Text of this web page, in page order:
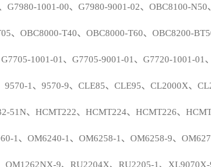
G7980-1001-00、 G7980-9001-02、 OBC8100-N50、
、 OBC8000-T40、 OBC8000-T60、 OBC8200-
G7705-1001-01 、 G7705-9001-01 、 G7720-1001-01 、
9570-1 、 9570-9、 CLE85、 CLE95、 CL2000X、
51N、 HCMT222、 HCMT224、 HCMT226、
1 、 OM6240-1 、 OM6258-1 、 OM6258-9、
OM1262NX-9、 RU2204X、 RU2205-1 、 XL9070X-